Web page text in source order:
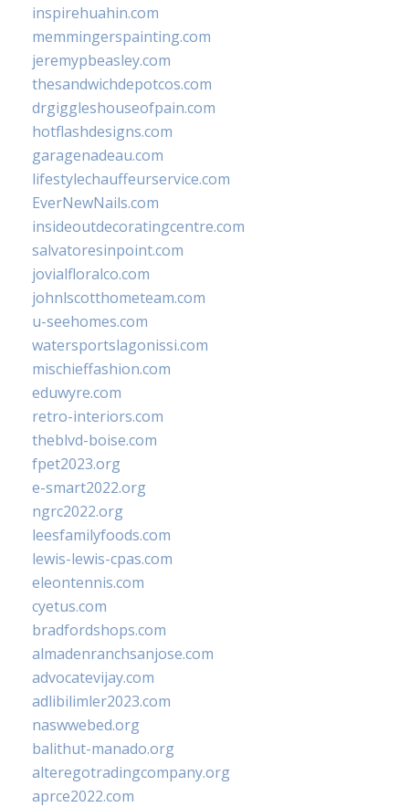
inspirehuahin.com
memmingerspainting.com
jeremypbeasley.com
thesandwichdepotcos.com
drgiggleshouseofpain.com
hotflashdesigns.com
garagenadeau.com
lifestylechauffeurservice.com
EverNewNails.com
insideoutdecoratingcentre.com
salvatoresinpoint.com
jovialfloralco.com
johnlscotthometeam.com
u-seehomes.com
watersportslagonissi.com
mischieffashion.com
eduwyre.com
retro-interiors.com
theblvd-boise.com
fpet2023.org
e-smart2022.org
ngrc2022.org
leesfamilyfoods.com
lewis-lewis-cpas.com
eleontennis.com
cyetus.com
bradfordshops.com
almadenranchsanjose.com
advocatevijay.com
adlibilimler2023.com
naswwebed.org
balithut-manado.org
alteregotradingcompany.org
aprce2022.com